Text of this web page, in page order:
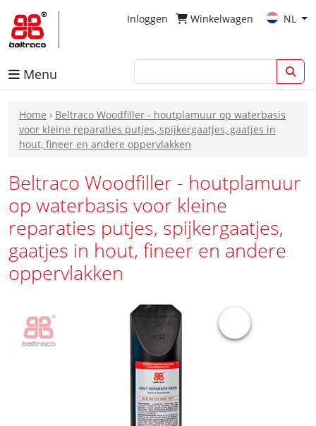
Inloggen Winkelwagen NL
Menu
Home › Beltraco Woodfiller - houtplamuur op waterbasis
voor kleine reparaties putjes, spijkergaatjes, gaatjes in
hout, fineer en andere oppervlakken
Beltraco Woodfiller - houtplamuur
op waterbasis voor kleine
reparaties putjes, spijkergaatjes,
gaatjes in hout, fineer en andere
oppervlakken